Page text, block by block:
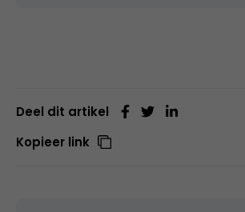
Deel dit artikel
Kopieer link